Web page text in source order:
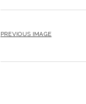
PREVIOUS IMAGE